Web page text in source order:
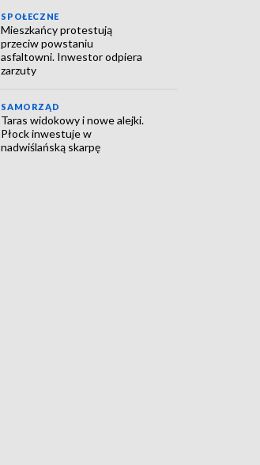
SPOŁECZNE
Mieszkańcy protestują
przeciw powstaniu
asfaltowni. Inwestor odpiera
zarzuty
SAMORZĄD
Taras widokowy i nowe alejki.
Płock inwestuje w
nadwiślańską skarpę